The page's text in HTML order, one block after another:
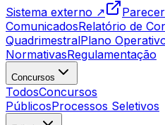
Sistema externo ↗
ComunicadosRelatório de
QuadrimestralPlano
NormativasRegulamentação
Concursos
TodosConcursos
PúblicosProcessos Seletivos